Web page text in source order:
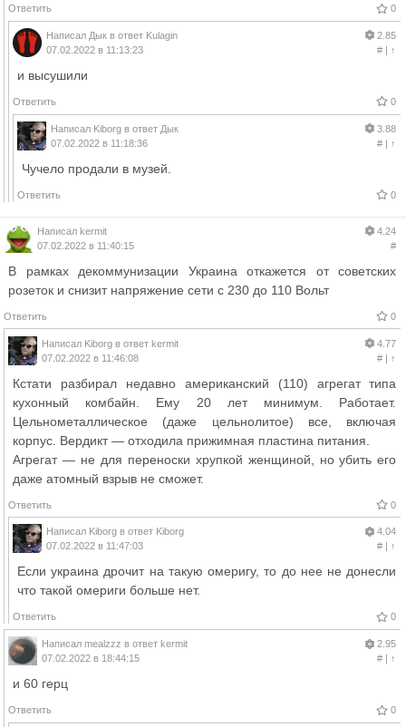
Ответить 0
Написал Дык в ответ Kulagin
07.02.2022 в 11:13:23
2.85
#| ↑
и высушили
Ответить 0
Написал Kiborg в ответ Дык
07.02.2022 в 11:18:36
3.88
#| ↑
Чучело продали в музей.
Ответить 0
Написал kermit
07.02.2022 в 11:40:15
4.24
#
В рамках декоммунизации Украина откажется от советских
розеток и снизит напряжение сети с 230 до 110 Вольт
Ответить 0
Написал Kiborg в ответ kermit
07.02.2022 в 11:46:08
4.77
#| ↑
Кстати разбирал недавно американский (110) агрегат типа
кухонный комбайн. Ему 20 лет минимум. Работает.
Цельнометаллическое (даже цельнолитое) все, включая
корпус. Вердикт — отходила прижимная пластина питания.
Агрегат — не для переноски хрупкой женщиной, но убить его
даже атомный взрыв не сможет.
Ответить 0
Написал Kiborg в ответ Kiborg
07.02.2022 в 11:47:03
4.04
#| ↑
Если украина дрочит на такую омеригу, то до нее не донесли
что такой омериги больше нет.
Ответить 0
Написал mealzzz в ответ kermit
07.02.2022 в 18:44:15
2.95
#| ↑
и 60 герц
Ответить 0